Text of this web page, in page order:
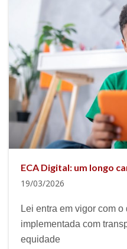
ECA Digital: um longo
19/03/2026
Lei entra em vigor com
implementada com
equidade